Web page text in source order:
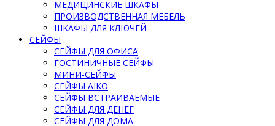
МЕДИЦИНСКИЕ ШКАФЫ
ПРОИЗВОДСТВЕННАЯ МЕБЕЛЬ
ШКАФЫ ДЛЯ КЛЮЧЕЙ
СЕЙФЫ
СЕЙФЫ ДЛЯ ОФИСА
ГОСТИНИЧНЫЕ СЕЙФЫ
МИНИ-СЕЙФЫ
СЕЙФЫ AIKO
СЕЙФЫ ВСТРАИВАЕМЫЕ
СЕЙФЫ ДЛЯ ДЕНЕГ
СЕЙФЫ ДЛЯ ДОМА